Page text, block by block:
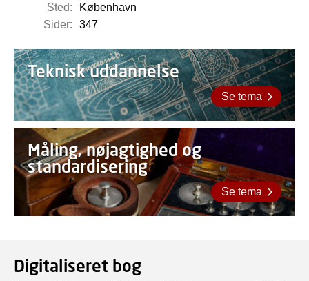
Sted:
København
Sider:
347
Teknisk uddannelse
Se tema
Måling, nøjagtighed og
standardisering
Se tema
Digitaliseret bog